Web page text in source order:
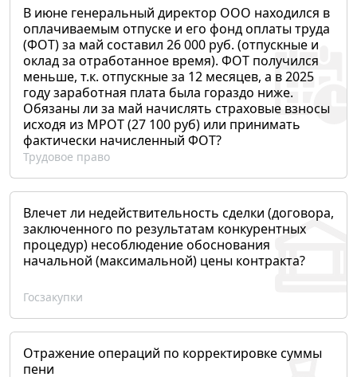
В июне генеральный директор ООО находился в
оплачиваемым отпуске и его фонд оплаты труда
(ФОТ) за май составил 26 000 руб. (отпускные и
оклад за отработанное время). ФОТ получился
меньше, т.к. отпускные за 12 месяцев, а в 2025
году заработная плата была гораздо ниже.
Обязаны ли за май начислять страховые взносы
исходя из МРОТ (27 100 руб) или принимать
фактически начисленный ФОТ?
Трудовое право
Влечет ли недействительность сделки (договора,
заключенного по результатам конкурентных
процедур) несоблюдение обоснования
начальной (максимальной) цены контракта?
Госзакупки
Отражение операций по корректировке суммы
пени